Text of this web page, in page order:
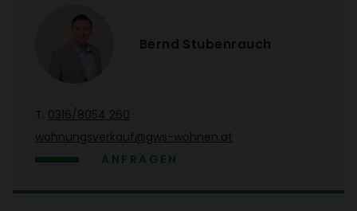
Bernd Stuben­rauch
T. 0316/​8054 260
wohnungs­ver­kauf@gws-wohnen.at
ANFRAGEN